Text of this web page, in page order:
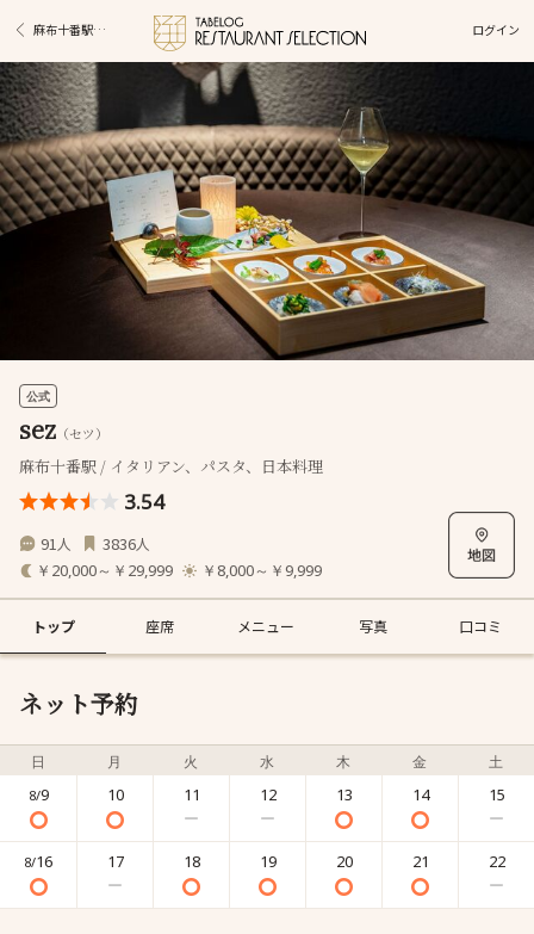
麻布十番駅グルメ ログイン
公式
sez （セツ）
麻布十番駅 / イタリアン、パスタ、日本料理
3.54
91人 3836人
￥20,000～￥29,999 ￥8,000～￥9,999
トップ 座席 メニュー 写真 口コミ
ネット予約
日 月 火 水 木 金 土
8/9 10 11 12 13 14 15
8/16 17 18 19 20 21 22